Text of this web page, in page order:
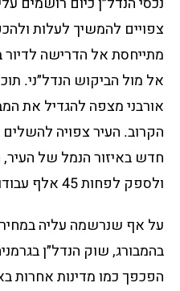
צפויים להמשיך לעלות
מתייחסת אל הדרישה לדיור
אל מול הביקוש הנדל״ני.
אורבני מצפה להגדיל את
ולספק לפחות 45 אלף עבודות חדשות.
על אף שנרשמה עליה
בהמבורג, שוק הנדל״ן
הפכפך כמו מדינות אחרות